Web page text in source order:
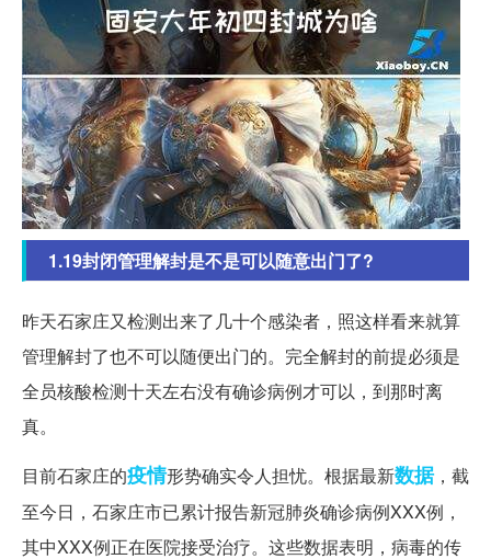
1.19封闭管理解封是不是可以随意出门了?
昨天石家庄又检测出来了几十个感染者，照这样看来就算
管理解封了也不可以随便出门的。完全解封的前提必须是
全员核酸检测十天左右没有确诊病例才可以，到那时离
真。
目前石家庄的疫情形势确实令人担忧。根据最新数据，截
至今日，石家庄市已累计报告新冠肺炎确诊病例XXX例，
其中XXX例正在医院接受治疗。这些数据表明，病毒的传